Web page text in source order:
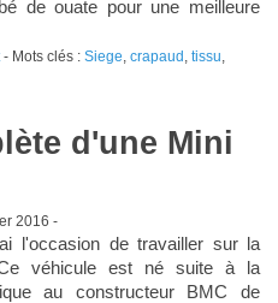
de ouate pour une meilleure
- Mots clés : Siege crapaud tissu
d'une Mini
2016 -
l'occasion de travailler sur la
véhicule est né suite à la
au constructeur BMC de